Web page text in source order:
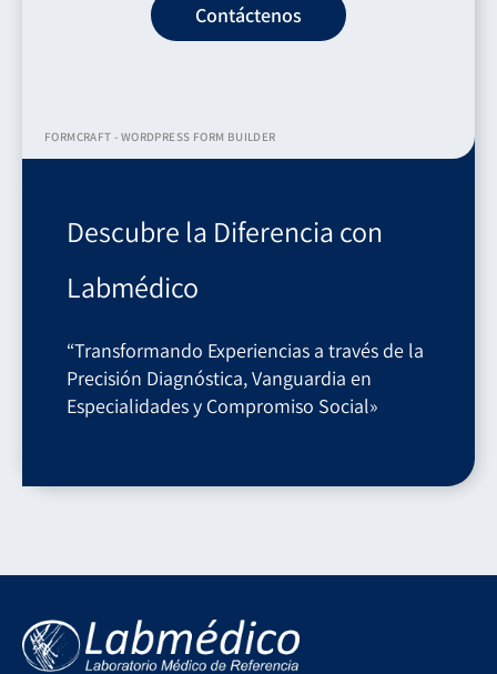
Contáctenos
FORMCRAFT - WORDPRESS FORM BUILDER
Descubre la Diferencia con
Labmédico
“Transformando Experiencias a través de la
Precisión Diagnóstica, Vanguardia en
Especialidades y Compromiso Social»